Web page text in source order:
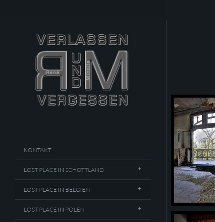
KONTAKT
LOST PLACE IN SCHOTTLAND
LOST PLACE IN BELGIEN
LOST PLACE IN POLEN